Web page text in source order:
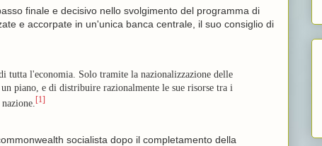
finale e decisivo nello svolgimento del programma di
e accorpate in un'unica banca centrale, il suo consiglio di
tutta l'economia. Solo tramite la nazionalizzazione delle
piano, e di distribuire razionalmente le sue risorse tra i
[1]
socialista dopo il completamento della